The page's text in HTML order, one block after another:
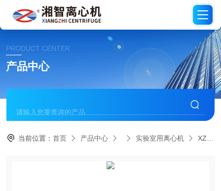
PRODUCT CENTER
产品中心
当前位置：首页 产品中心 实验室用离心机 XZ21KT实验室高速冷冻离心机